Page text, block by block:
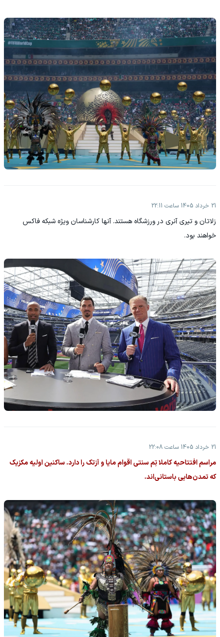
21 خرداد 1405 ساعت 22:11
زلاتان و تیری آنری در ورزشگاه هستند. آنها کارشناسان ویژه شبکه فاکس
خواهند بود.
21 خرداد 1405 ساعت 22:08
مراسم افتتاحیه کاملا تِم سنتی اقوام مایا و آزتک را دارد. ساکنین اولیه مکزیک
که تمدن‌هایی باستانی‌اند.